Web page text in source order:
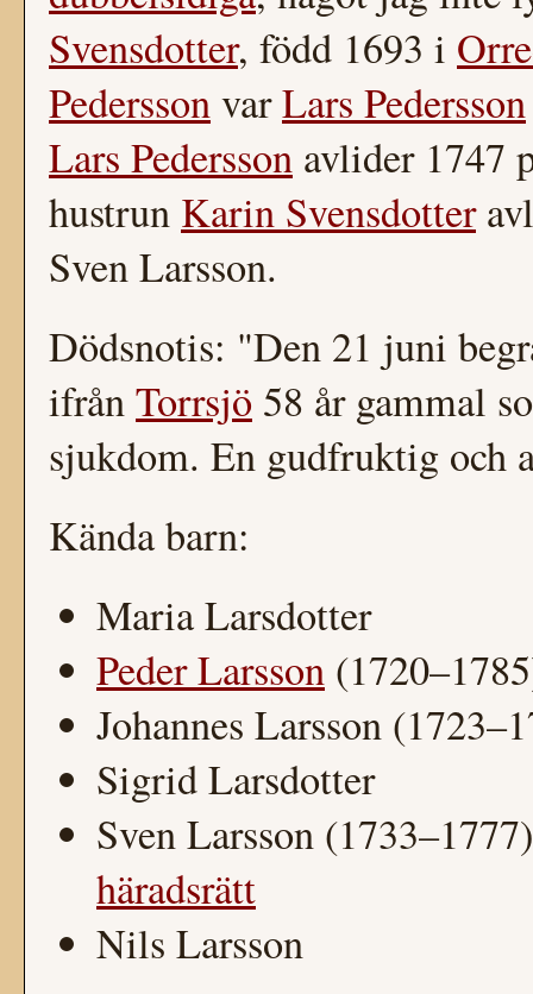
Svensdotter, född 1693 i
PederssonvarLars Pedersson
Lars Pedersson avlider 1747
hustrun Karin Svensdotter
Sven Larsson.
Dödsnotis: "Den 21 juni
ifrånTorrsjö 58 år gammal
sjukdom. En gudfruktig och
Kända barn:
Maria Larsdotter
Peder Larsson
Johannes Larsson
Sigrid Larsdotter
Sven Larsson
häradsrätt
Nils Larsson